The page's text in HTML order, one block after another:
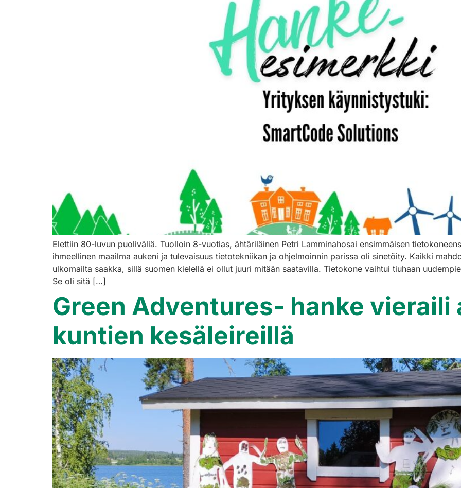
Elettiin 80-luvun puoliväliä. Tuolloin 8-vuotias, ähtäriläinen Petri Lamminahosai ensimmäisen
ihmeellinen maailma aukeni ja tulevaisuus tietotekniikan ja ohjelmoinnin parissa oli sinetöity. Kaikki
ulkomailta saakka, sillä suomen kielellä ei ollut juuri mitään saatavilla. Tietokone vaihtui tiuhaan
Se oli sitä […]
Green Adventures- hanke vieraili
kuntien kesäleireillä